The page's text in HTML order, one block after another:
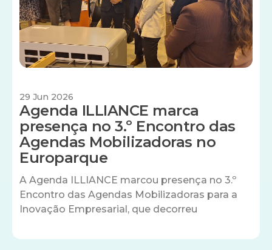
29 Jun 2026
Agenda ILLIANCE marca
presença no 3.º Encontro das
Agendas Mobilizadoras no
Europarque
A Agenda ILLIANCE marcou presença no 3.º
Encontro das Agendas Mobilizadoras para a
Inovação Empresarial, que decorreu